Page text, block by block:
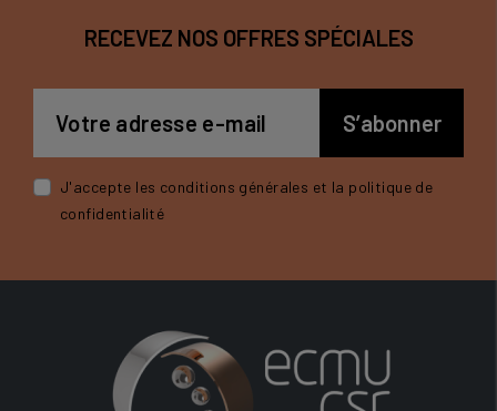
RECEVEZ NOS OFFRES SPÉCIALES
J'accepte les conditions générales et la politique de
confidentialité